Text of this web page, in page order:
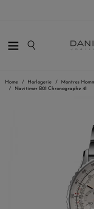
Home Horlogerie Montres
Navitimer B01 Chronographe 41